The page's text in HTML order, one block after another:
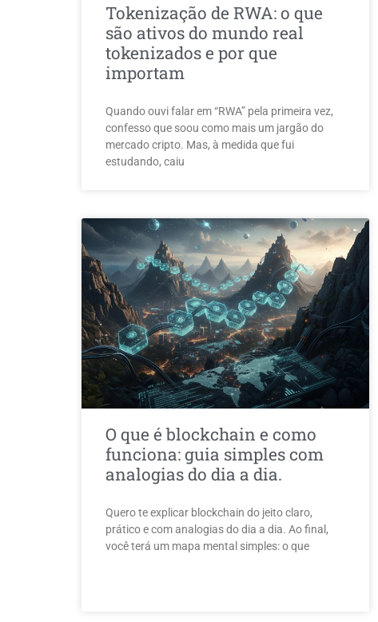
Tokenização de RWA: o que
são ativos do mundo real
tokenizados e por que
importam
Quando ouvi falar em “RWA” pela primeira vez,
confesso que soou como mais um jargão do
mercado cripto. Mas, à medida que fui
estudando, caiu
O que é blockchain e como
funciona: guia simples com
analogias do dia a dia.
Quero te explicar blockchain do jeito claro,
prático e com analogias do dia a dia. Ao final,
você terá um mapa mental simples: o que